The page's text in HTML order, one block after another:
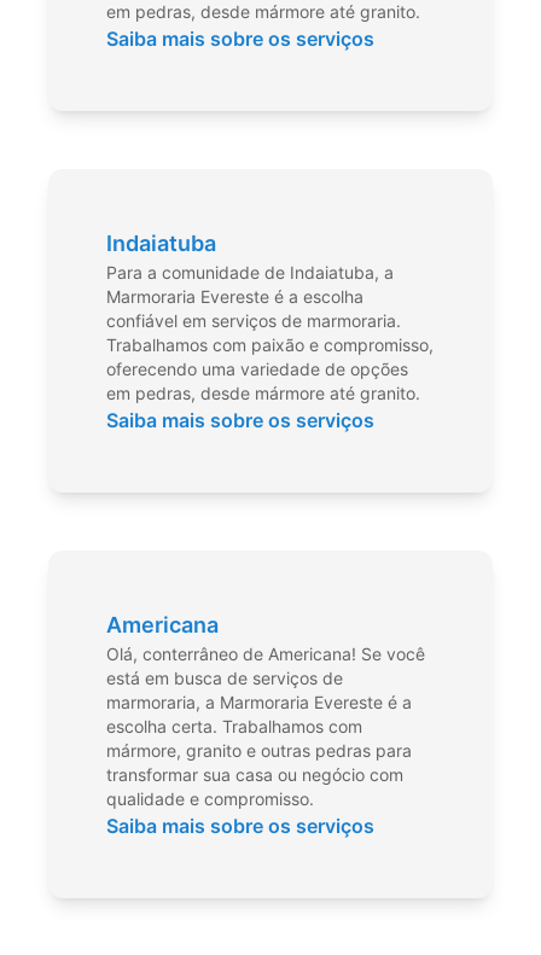
em pedras, desde mármore até granito.
Saiba mais sobre os serviços
Indaiatuba
Para a comunidade de Indaiatuba, a
Marmoraria Evereste é a escolha
confiável em serviços de marmoraria.
Trabalhamos com paixão e compromisso,
oferecendo uma variedade de opções
em pedras, desde mármore até granito.
Saiba mais sobre os serviços
Americana
Olá, conterrâneo de Americana! Se você
está em busca de serviços de
marmoraria, a Marmoraria Evereste é a
escolha certa. Trabalhamos com
mármore, granito e outras pedras para
transformar sua casa ou negócio com
qualidade e compromisso.
Saiba mais sobre os serviços